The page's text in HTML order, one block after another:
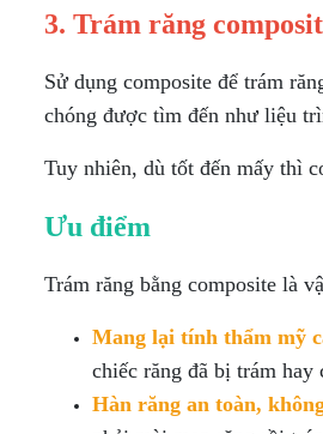
3. Trám răng
Sử dụng composite để trám
chóng được tìm đến như liệu
Tuy nhiên, dù tốt đến mấy thì
Ưu điểm
Trám răng bằng composite là
Mang lại tính thẩm mỹ
chiếc răng đã bị trám hay
Hàn răng an toàn,